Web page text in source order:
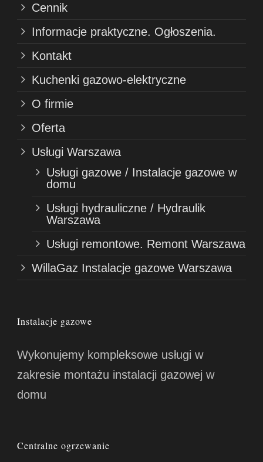
Cennik
Informacje praktyczne. Ogłoszenia.
Kontakt
Kuchenki gazowo-elektryczne
O firmie
Oferta
Usługi Warszawa
Usługi gazowe / Instalacje gazowe w
domu
Usługi hydrauliczne / Hydraulik
Warszawa
Usługi remontowe. Remont Warszawa
WillaGaz Instalacje gazowe Warszawa
Instalacje gazowe
Wykonujemy kompleksowe usługi w
zakresie montażu instalacji gazowej w
domu
Centralne ogrzewanie